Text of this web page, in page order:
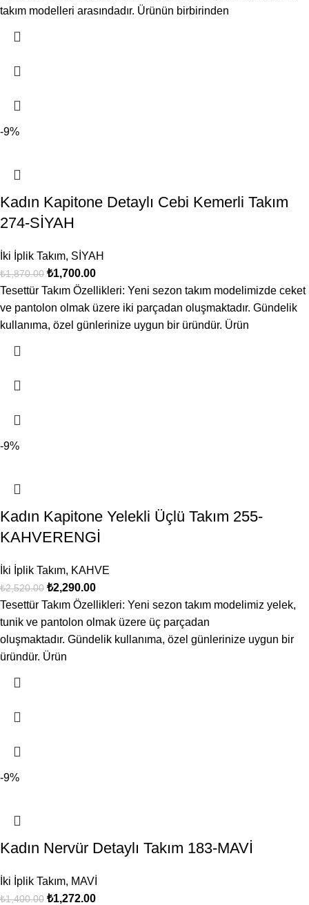
takım modelleri arasındadır. Ürünün birbirinden
-9%
Kadın Kapitone Detaylı Cebi Kemerli Takım
274-SİYAH
İki İplik Takım, SİYAH
₺1,870.00 ₺1,700.00
Tesettür Takım Özellikleri: Yeni sezon takım modelimizde ceket
ve pantolon olmak üzere iki parçadan oluşmaktadır. Gündelik
kullanıma, özel günlerinize uygun bir üründür. Ürün
-9%
Kadın Kapitone Yelekli Üçlü Takım 255-
KAHVERENGİ
İki İplik Takım, KAHVE
₺2,520.00 ₺2,290.00
Tesettür Takım Özellikleri: Yeni sezon takım modelimiz yelek,
tunik ve pantolon olmak üzere üç parçadan
oluşmaktadır. Gündelik kullanıma, özel günlerinize uygun bir
üründür. Ürün
-9%
Kadın Nervür Detaylı Takım 183-MAVİ
İki İplik Takım, MAVİ
₺1,400.00 ₺1,272.00